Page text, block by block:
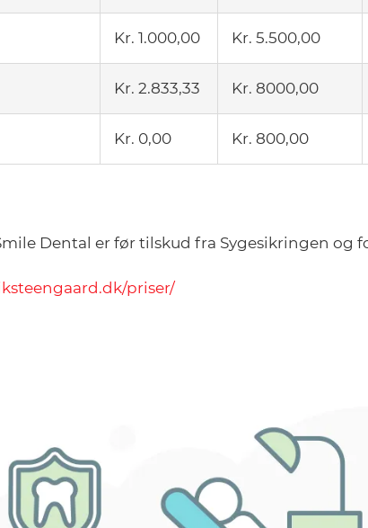
Kr. 1.000,00 Kr. 5.500,00
Kr. 2.833,33 Kr. 8000,00
Kr. 0,00 Kr. 800,00
Dental er før tilskud fra Sygesikringen
priser/